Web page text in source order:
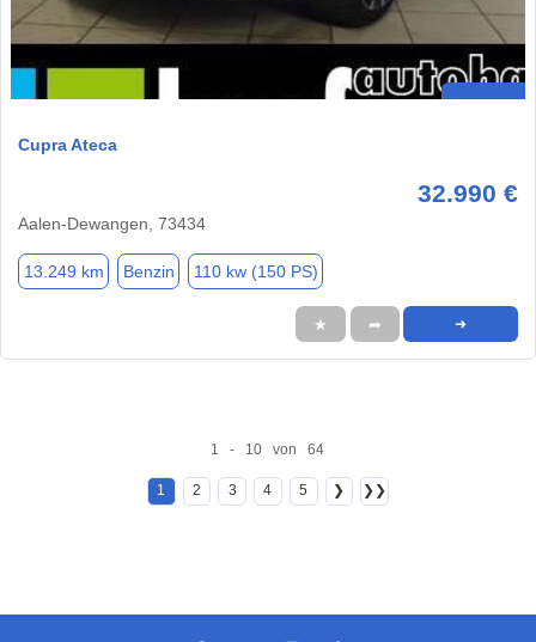
Cupra Ateca
32.990 €
Aalen-Dewangen, 73434
13.249 km Benzin 110 kw (150 PS)
★ ➦ ➜
1 - 10 von 64
1 2 3 4 5 ❯ ❯❯